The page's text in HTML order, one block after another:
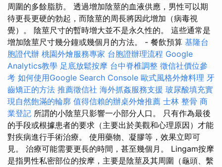
周圍的多餘脂肪。 透過增加陰莖的血液供應，男性可以期
待更長更硬的勃起，而陰莖的周長將因此增加（病毒視
覺）。 陰莖尺寸的暫時增大並不是永久性的。 這些通常是
增加陰莖尺寸幾分鐘或幾個月的方法。 - 餐飲預算 基隆台
胞證代辦 桃園外燴服務專家 台胞證辦理流程 Google
Analytics教學 足底放鬆按摩 台中脊椎調整 徵信社價位參
考 如何使用Google Search Console 歐式風格外燴料理 牙
齒矯正的方法 推薦徵信社 海外抓姦服務支援 玻尿酸填充實
現自然飽滿的輪廓 值得信賴的辦桌外燴推薦 士林 整骨 商
業登記 所謂的小陰莖只影響一小部分人口。 只有作為最後
的手段或根據患者的要求（主要出於美觀和心理原因）才能
對疾病進行手術治療。 使用藥物、凝膠等，效果立即可
見。 治療可能需要更長的時間，甚至幾個月。 Lingam按摩
是指男性私密部位的按摩，主要是陰莖及其周圍（龜頭、繫